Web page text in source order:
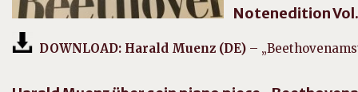
Notenedition
DOWNLOAD: Harald Muenz (DE) –